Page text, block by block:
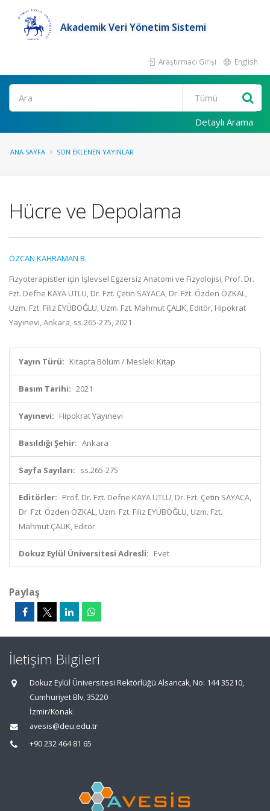
Akademik Veri Yönetim Sistemi
Araştırmacı Girişi English
Ara
Detaylı Arama
ANA SAYFA SON EKLENEN YAYINLAR
Hücre ve Depolama
ÖZCAN KAHRAMAN B.
Fizyoterapistler için İşlevsel Egzersiz Anatomi ve Fizyolojisi, Prof. Dr.
Fzt. Defne KAYA UTLU, Dr. Fzt. Çetin SAYACA, Dr. Fzt. Özden ÖZKAL,
Uzm. Fzt. Filiz EYÜBOĞLU, Uzm. Fzt. Mahmut ÇALIK, Editör, Hipokrat
Yayınevi, Ankara, ss.265-275, 2021
Yayın Türü: Kitapta Bölüm / Mesleki Kitap
Basım Tarihi: 2021
Yayınevi: Hipokrat Yayınevi
Basıldığı Şehir: Ankara
Sayfa Sayıları: ss.265-275
Editörler: Prof. Dr. Fzt. Defne KAYA UTLU, Dr. Fzt. Çetin SAYACA,
Dr. Fzt. Özden ÖZKAL, Uzm. Fzt. Filiz EYÜBOĞLU, Uzm. Fzt.
Mahmut ÇALIK, Editör
Dokuz Eylül Üniversitesi Adresli: Evet
Paylaş
İletişim Bilgileri
Dokuz Eylül Üniversitesi Rektörlüğü Alsancak, No: 144 35210,
Cumhuriyet Blv, 35220
İzmir/Konak
avesis@deu.edu.tr
+90 232 464 81 65